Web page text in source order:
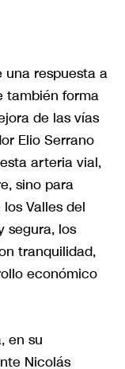
respuesta a
también forma
de las vías
Elio Serrano
arteria vial,
sino para
Valles del
segura, los
tranquilidad,
económico
en su
Nicolás